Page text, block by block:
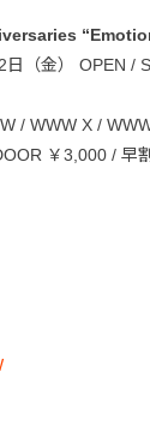
日（金） OPEN /
/ WWW X /
￥3,000 / 早